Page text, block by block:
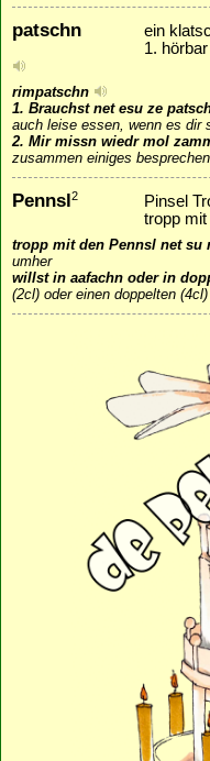
patschn
ein
1.
rimpatschn
1. Brauchst net esu ze
auch leise essen, wenn es dir
2. Mir missn wiedr mol
zusammen einiges
Pennsl2
Pinsel
tropp
tropp mit den Pennsl net su
umher
willst in aafachn oder in
(2cl) oder einen doppelten